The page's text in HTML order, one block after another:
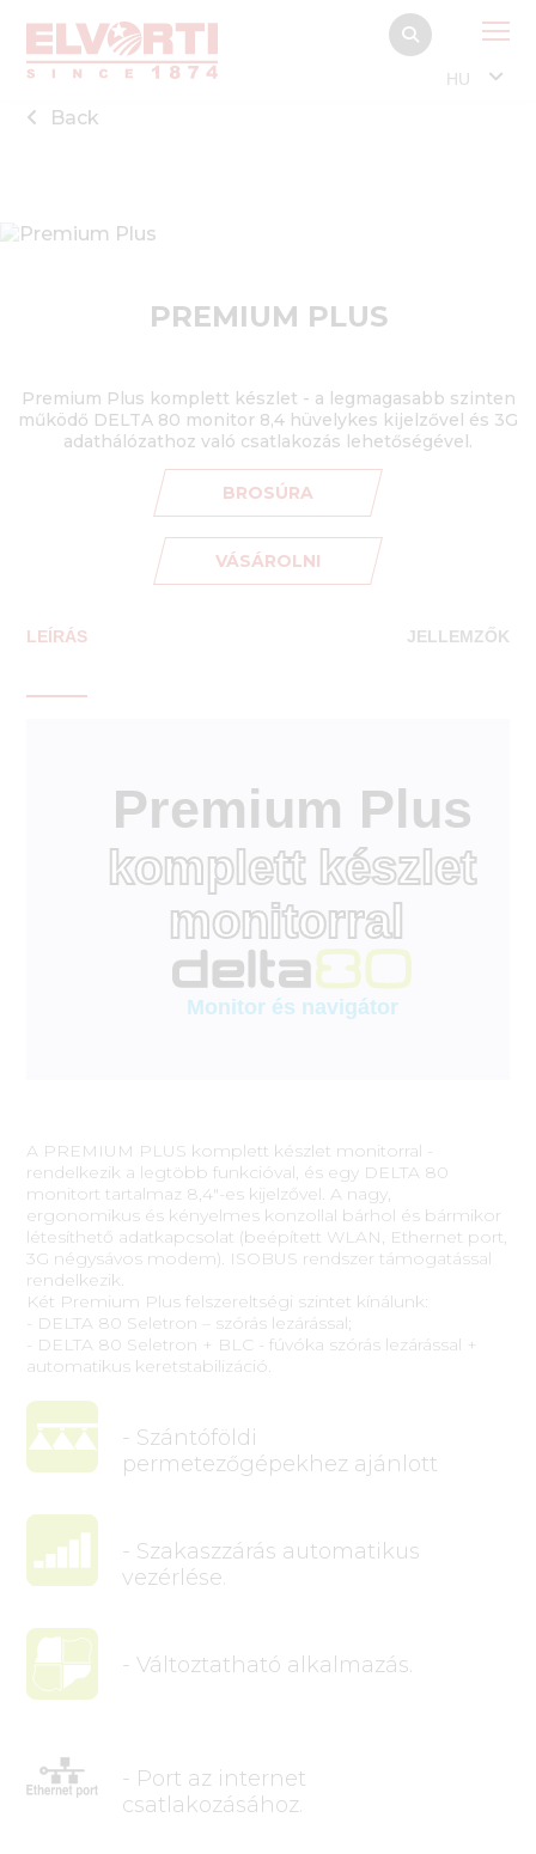
HU
Back
PREMIUM PLUS
Premium Plus komplett készlet - a legmagasabb szinten
működő DELTA 80 monitor 8,4 hüvelykes kijelzővel és 3G
adathálózathoz való csatlakozás lehetőségével.
BROSÚRA
VÁSÁROLNI
LEÍRÁS JELLEMZŐK
Premium Plus
komplett készlet
monitorral
Monitor és navigátor
A PREMIUM PLUS komplett készlet monitorral -
rendelkezik a legtöbb funkcióval, és egy DELTA 80
monitort tartalmaz 8,4"-es kijelzővel. A nagy,
ergonomikus és kényelmes konzollal bárhol és bármikor
létesíthető adatkapcsolat (beépített WLAN, Ethernet port,
3G négysávos modem). ISOBUS rendszer támogatással
rendelkezik.
Két Premium Plus felszereltségi szintet kínálunk:
- DELTA 80 Seletron – szórás lezárással;
- DELTA 80 Seletron + BLC - fúvóka szórás lezárással +
automatikus keretstabilizáció.
- Szántóföldi
permetezőgépekhez ajánlott
- Szakaszzárás automatikus
vezérlése.
- Változtatható alkalmazás.
- Port az internet
csatlakozásához.